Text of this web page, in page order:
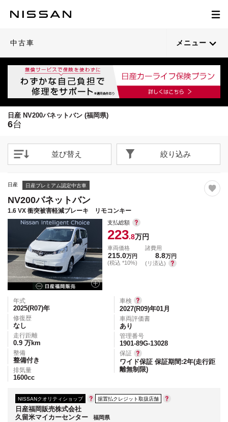
中古車 メニュー
日産 NV200バネットバン (福岡県)
6台
並び替え 絞り込み
28
閉じる
日産 日産プレミアム認定中古車
NV200バネットバン
1.6 VX 衝突被害軽減ブレーキ リモコンキー
支払総額
223.8万円
車両価格
215.0万円
(税込 *10%)
諸費用
8.8万円
(リ済込)
年式
2025(R07)年
修復歴
なし
走行距離
0.9 万km
整備
整備付き
排気量
1600cc
車検
2027(R09)年01月
車両評価書
あり
管理番号
1901-89G-13028
保証
ワイド保証 保証期間:2年(走行距
離無制限)
NISSANクオリティショップ 据置払クレジット取扱店舗
日産福岡販売株式会社
久留米マイカーセンター
福岡県
34
閉じる 34
閉じる 2
閉じる 23
閉じる 33
閉じる